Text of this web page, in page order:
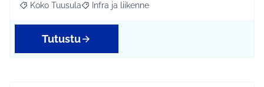
Rajaa tulokset aihepiirin mukaan: Koko Tuusula
Koko Tuusula Rajaa tulokset teeman mukaan: Infra ja liikenne
Infra ja liikenne
Tutustu